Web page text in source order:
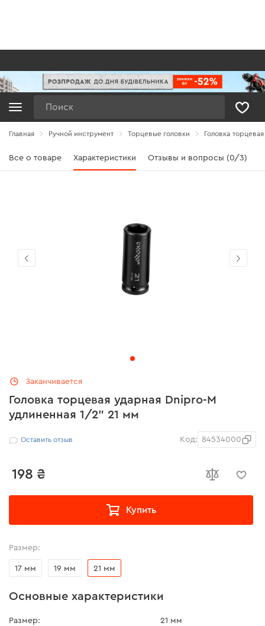
Главная Ручной инструмент Торцевые головки Головка
Все о товаре Характеристики Отзывы и вопросы (0/3)
Головка торцевая ударная Dnipro-M
удлиненная 1/2" 21 мм
Оставить отзыв Код: 84534000
198 ₴
Купить
Заканчивается
Размер:
17 мм 19 мм 21 мм
Основные характеристики
Размер: 21 мм